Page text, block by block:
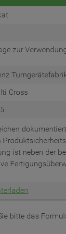
zur
Cross
ist neben der
bitte das